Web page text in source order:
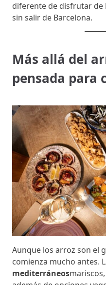
diferente de disfrutar de
sin salir de Barcelona.
Más allá del
pensada para
Aunque los arroz son el
comienza mucho antes.
mediterráneos